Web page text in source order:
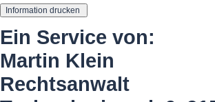
Ein Service von:
Martin Klein
Rechtsanwalt